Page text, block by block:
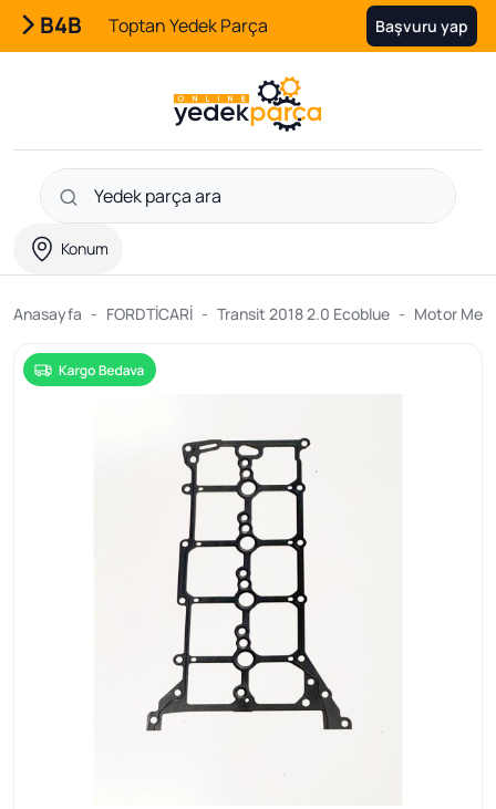
B4B Toptan Yedek Parça Başvuru yap
Konum
Anasayfa FORDTİCARİ Transit 2018 2.0 Ecoblue Motor